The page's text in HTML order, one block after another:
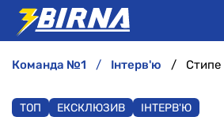
команда №1 інтерв'ю
ТОП ЕКСКЛЮЗИВ ІНТЕРВ'Ю